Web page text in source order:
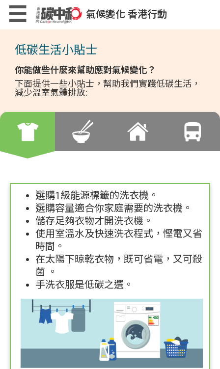
Skip
main
content
☰ 氣候變化 香港行動
低碳生活計算機
低碳生活小遊戲
繁 |Eng
×
低碳生活小貼士
你能做些什麼來幫助應對氣候變化？
下面提供一些小貼士，幫助我們實踐低碳生活，
減少溫室氣體排放:
選購1級能源標籤的洗衣機。
選購容量適合你家庭需要的洗衣機。
儲存足夠衣物才開洗衣機。
使用室溫水及快速洗衣程式，慳電又省
時間。
在太陽下晾乾衣物，既可省電，又可殺
菌 。
手洗衣服是低碳之選。